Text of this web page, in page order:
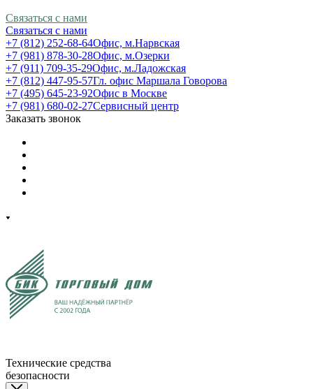
Связаться с нами
Связаться с нами
+7 (812) 252-68-64Офис, м.Нарвская
+7 (981) 878-30-28Офис, м.Озерки
+7 (911) 709-35-29Офис, м.Ладожская
+7 (812) 447-95-57Гл. офис Маршала Говорова
+7 (495) 645-23-92Офис в Москве
+7 (981) 680-02-27Сервисный центр
Заказать звонок
Технические средства
безопасности